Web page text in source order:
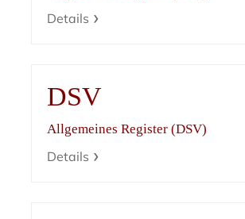
Details
DSV
Allgemeines Register (DSV)
Details